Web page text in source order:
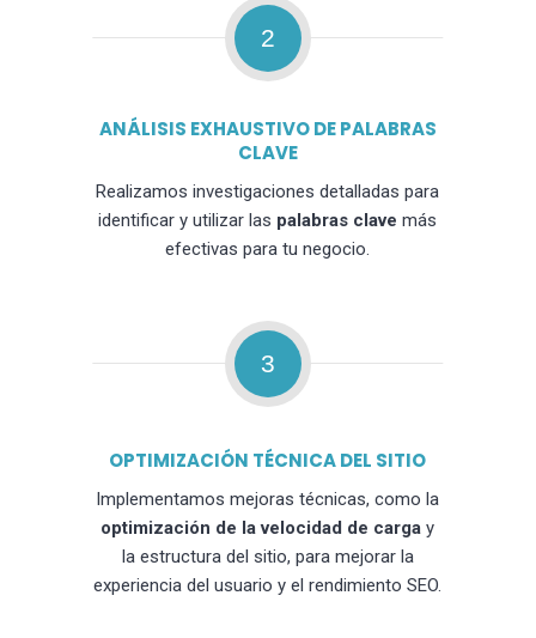
2
ANÁLISIS EXHAUSTIVO DE PALABRAS
CLAVE
Realizamos investigaciones detalladas para
identificar y utilizar las palabras clave más
efectivas para tu negocio.
3
OPTIMIZACIÓN TÉCNICA DEL SITIO
Implementamos mejoras técnicas, como la
optimización de la velocidad de carga y
la estructura del sitio, para mejorar la
experiencia del usuario y el rendimiento SEO.